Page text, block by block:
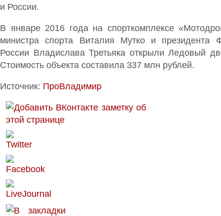
и России.
В январе 2016 года на спорткомплексе
министра спорта Виталия Мутко и президента
России Владислава Третьяка открыли Ледовый
Стоимость объекта составила 337 млн рублей.
Источник: ПроВладимир